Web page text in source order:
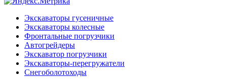
Экскаваторы гусеничные
Экскаваторы колесные
Фронтальные погрузчики
Автогрейдеры
Экскаватор погрузчики
Экскаваторы-перегружатели
Снегоболотоходы